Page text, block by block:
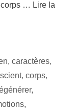
corps … Lire la
, caractères,
, corps,
,
,